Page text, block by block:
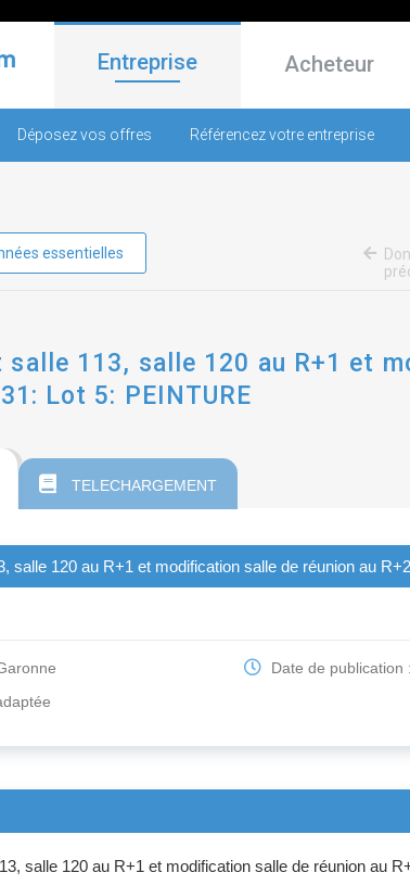
Entreprise Acheteur
Déposez vos offres Référencez votre entreprise
essentielles
salle 113, salle 120 au R+1 et
Lot 5: PEINTURE
TELECHARGEMENT
salle 120 au R+1 et modification salle de réunion au
Date de publication :
salle 120 au R+1 et modification salle de réunion au